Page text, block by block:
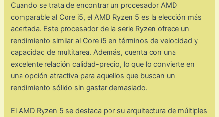
Cuando se trata de encontrar un procesador AMD
comparable al Core i5, el AMD Ryzen 5 es la elección más
acertada. Este procesador de la serie Ryzen ofrece un
rendimiento similar al Core i5 en términos de velocidad y
capacidad de multitarea. Además, cuenta con una
excelente relación calidad-precio, lo que lo convierte en
una opción atractiva para aquellos que buscan un
rendimiento sólido sin gastar demasiado.
El AMD Ryzen 5 se destaca por su arquitectura de múltiples